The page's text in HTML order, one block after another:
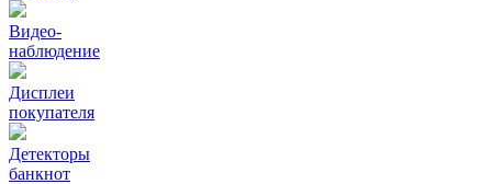
Видео‑
наблюдение
Дисплеи
покупателя
Детекторы
банкнот